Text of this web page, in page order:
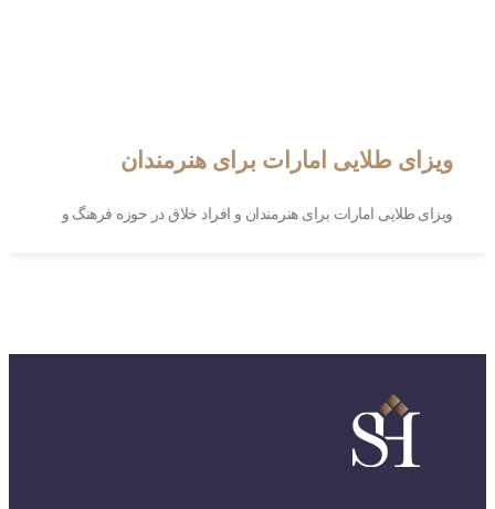
ویزای طلایی امارات برای هنرمندان
ویزای طلایی امارات برای هنرمندان و افراد خلاق در حوزه فرهنگ و